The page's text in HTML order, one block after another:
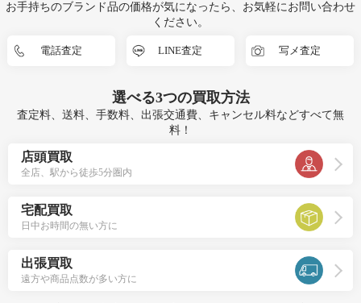
お手持ちのブランド品の価格が気になったら、お気軽にお問い合わせ
ください。
電話査定 LINE査定 写メ査定
選べる3つの買取方法
査定料、送料、手数料、出張交通費、キャンセル料などすべて無
料！
店頭買取
全店、駅から徒歩5分圏内
宅配買取
日中お時間の無い方に
出張買取
遠方や商品点数が多い方に